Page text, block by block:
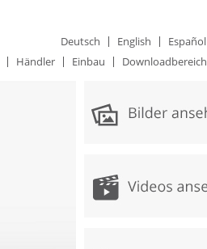
Deutsch English Español
Händler Einbau Downloadbereich